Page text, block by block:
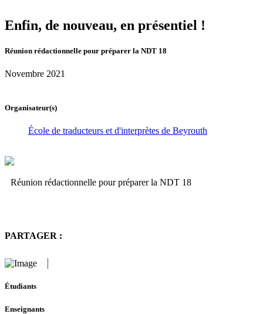
Enfin, de nouveau, en présentiel !
Réunion rédactionnelle pour préparer la NDT 18
Novembre 2021
Organisateur(s)
École de traducteurs et d'interprètes de Beyrouth
Réunion rédactionnelle pour préparer la NDT 18
PARTAGER :
Étudiants
Enseignants